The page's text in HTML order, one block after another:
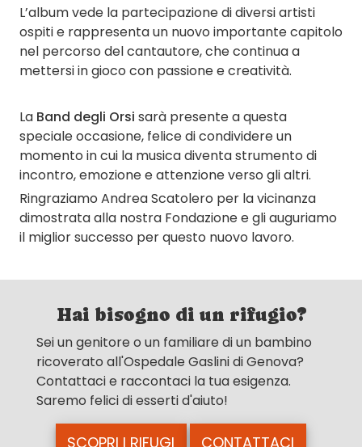
L’album vede la partecipazione di diversi artisti
ospiti e rappresenta un nuovo importante capitolo
nel percorso del cantautore, che continua a
mettersi in gioco con passione e creatività.
La Band degli Orsi sarà presente a questa
speciale occasione, felice di condividere un
momento in cui la musica diventa strumento di
incontro, emozione e attenzione verso gli altri.
Ringraziamo Andrea Scatolero per la vicinanza
dimostrata alla nostra Fondazione e gli auguriamo
il miglior successo per questo nuovo lavoro.
Hai bisogno di un rifugio?
Sei un genitore o un familiare di un bambino
ricoverato all'Ospedale Gaslini di Genova?
Contattaci e raccontaci la tua esigenza.
Saremo felici di esserti d'aiuto!
SCOPRI I RIFUGI CONTATTACI